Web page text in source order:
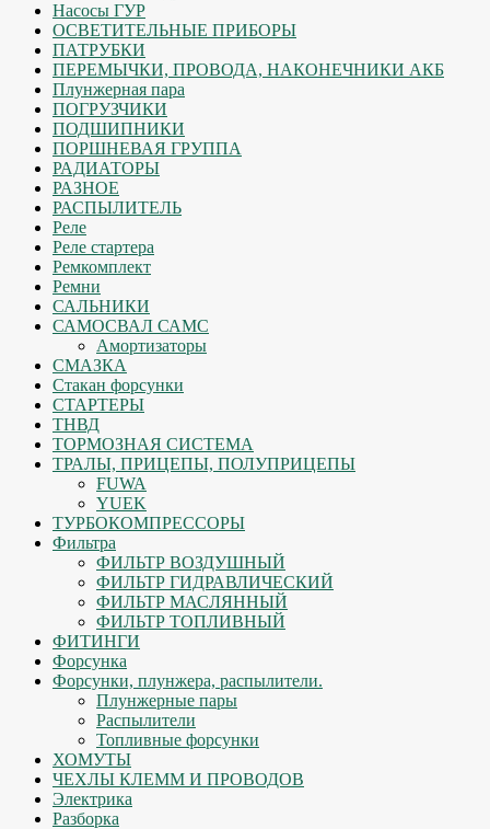
Насосы ГУР
ОСВЕТИТЕЛЬНЫЕ ПРИБОРЫ
ПАТРУБКИ
ПЕРЕМЫЧКИ, ПРОВОДА, НАКОНЕЧНИКИ АКБ
Плунжерная пара
ПОГРУЗЧИКИ
ПОДШИПНИКИ
ПОРШНЕВАЯ ГРУППА
РАДИАТОРЫ
РАЗНОЕ
РАСПЫЛИТЕЛЬ
Реле
Реле стартера
Ремкомплект
Ремни
САЛЬНИКИ
САМОСВАЛ САМС
Амортизаторы
СМАЗКА
Стакан форсунки
СТАРТЕРЫ
ТНВД
ТОРМОЗНАЯ СИСТЕМА
ТРАЛЫ, ПРИЦЕПЫ, ПОЛУПРИЦЕПЫ
FUWA
YUEK
ТУРБОКОМПРЕССОРЫ
Фильтра
ФИЛЬТР ВОЗДУШНЫЙ
ФИЛЬТР ГИДРАВЛИЧЕСКИЙ
ФИЛЬТР МАСЛЯННЫЙ
ФИЛЬТР ТОПЛИВНЫЙ
ФИТИНГИ
Форсунка
Форсунки, плунжера, распылители.
Плунжерные пары
Распылители
Топливные форсунки
ХОМУТЫ
ЧЕХЛЫ КЛЕММ И ПРОВОДОВ
Электрика
Разборка